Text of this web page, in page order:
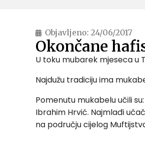
Objavljeno: 24/06/2017
Okončane
U toku mubarek mjeseca u
Najdužu tradiciju ima
Pomenutu mukabelu učili
Ibrahim Hrvić. Najmlađi
na području cijelog